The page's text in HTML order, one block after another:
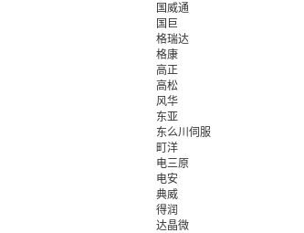
国威通
国巨
格瑞达
格康
高正
高松
风华
东亚
东么川伺服
町洋
电三原
电安
典威
得润
达晶微